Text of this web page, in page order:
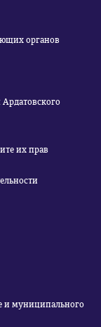
органов
Ардатовского
их прав
и муниципального